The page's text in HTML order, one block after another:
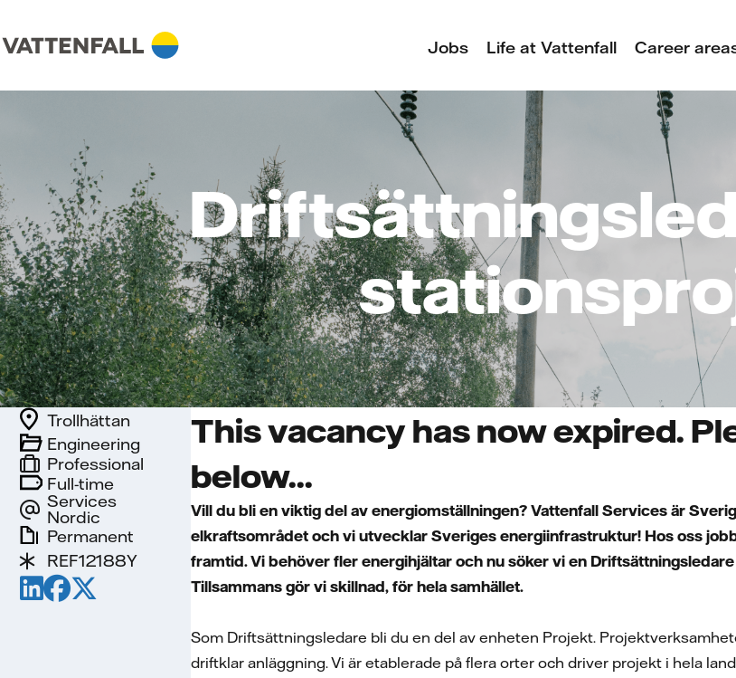
Jobs Life at Vattenfall Career
Full-time
Services
Nordic
Engineering
Trollhättan
Professional
Permanent
REF12188Y
This vacancy has now expired.
below...
Vill du bli en viktig del av energiomställningen? Vattenfall Services är
elkraftsområdet och vi utvecklar Sveriges energiinfrastruktur! Hos oss
framtid. Vi behöver fler energihjältar och nu söker vi en
Tillsammans gör vi skillnad, för hela samhället.
Som Driftsättningsledare bli du en del av enheten Projekt.
driftklar anläggning. Vi är etablerade på flera orter och driver projekt i hela